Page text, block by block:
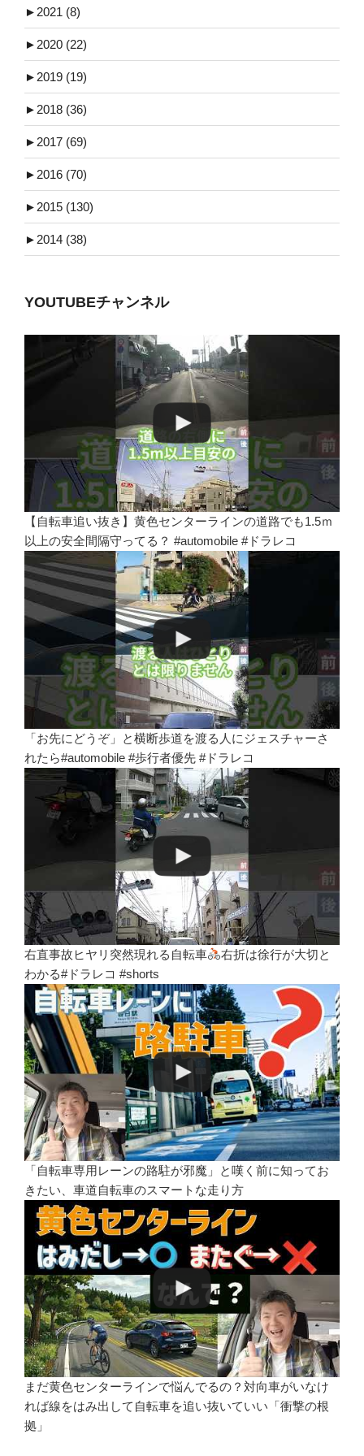
► 2021 (8)
► 2020 (22)
► 2019 (19)
► 2018 (36)
► 2017 (69)
► 2016 (70)
► 2015 (130)
► 2014 (38)
YOUTUBEチャンネル
【自転車追い抜き】黄色センターラインの道路でも1.5ｍ
以上の安全間隔守ってる？ #automobile #ドラレコ
「お先にどうぞ」と横断歩道を渡る人にジェスチャーさ
れたら#automobile #歩行者優先 #ドラレコ
右直事故ヒヤリ突然現れる自転車
右折は徐行が大切と
わかる#ドラレコ #shorts
「自転車専用レーンの路駐が邪魔」と嘆く前に知ってお
きたい、車道自転車のスマートな走り方
まだ黄色センターラインで悩んでるの？対向車がいなけ
れば線をはみ出して自転車を追い抜いていい「衝撃の根
拠」